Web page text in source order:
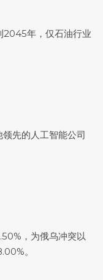
2045年，仅石油行业
先的人工智能公司
，为俄乌冲突以
。